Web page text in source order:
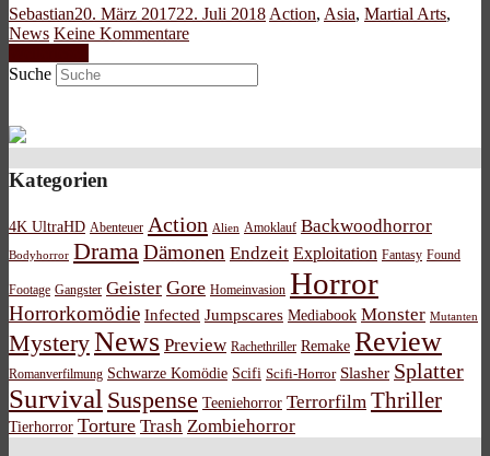
Sebastian20. März 201722. Juli 2018 Action, Asia, Martial Arts,
News Keine Kommentare
Suche
Kategorien
4K UltraHD Abenteuer Action Alien Amoklauf Backwoodhorror
Bodyhorror DramaDämonen Endzeit Exploitation Fantasy Found
Footage Gangster Geister Gore Homeinvasion Horror
Horrorkomödie Infected Jumpscares Mediabook Monster Mutanten
MysteryNews Preview Rachethriller Remake Review
Romanverfilmung Schwarze Komödie Scifi Scifi-Horror Slasher Splatter
Survival Suspense Teeniehorror Terrorfilm Thriller
Tierhorror Torture Trash Zombiehorror